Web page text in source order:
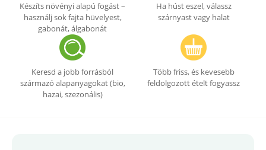
Készíts növényi alapú fogást –
használj sok fajta hüvelyest,
gabonát, álgabonát
Ha húst eszel, válassz
szárnyast vagy halat
Keresd a jobb forrásból
származó alapanyagokat (bio,
hazai, szezonális)
Több friss, és kevesebb
feldolgozott ételt fogyassz